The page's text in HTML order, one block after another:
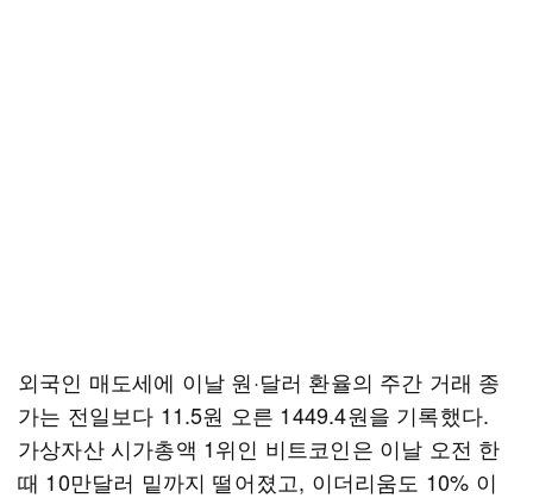
외국인 매도세에 이날 원·달러 환율의 주간 거래 종
가는 전일보다 11.5원 오른 1449.4원을 기록했다.
가상자산 시가총액 1위인 비트코인은 이날 오전 한
때 10만달러 밑까지 떨어졌고, 이더리움도 10% 이